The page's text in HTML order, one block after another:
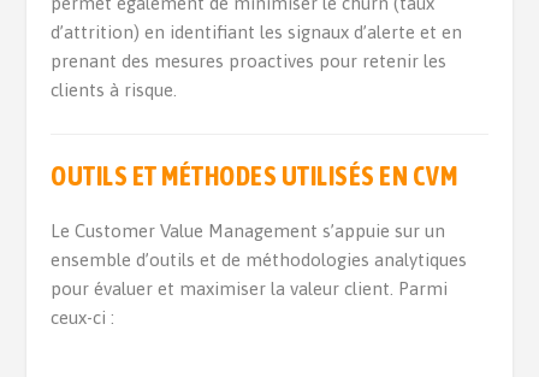
d’attrition) en identifiant les signaux d’alerte et en
prenant des mesures proactives pour retenir les
clients à risque.
OUTILS ET MÉTHODES UTILISÉS EN CVM
Le Customer Value Management s’appuie sur un
ensemble d’outils et de méthodologies analytiques
pour évaluer et maximiser la valeur client. Parmi
ceux-ci :